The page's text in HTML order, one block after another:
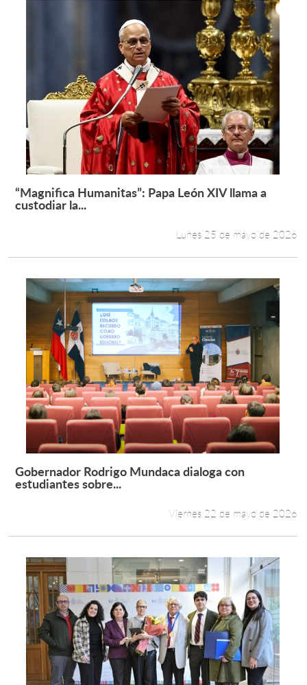
Leer más +
“Magnifica Humanitas”: Papa León XIV llama a
custodiar la...
Lunes 25 de mayo de 2026
Leer más +
Gobernador Rodrigo Mundaca dialoga con
estudiantes sobre...
Viernes 22 de mayo de 2026